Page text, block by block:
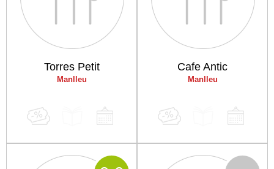
Torres Petit
Manlleu
Cafe Antic
Manlleu